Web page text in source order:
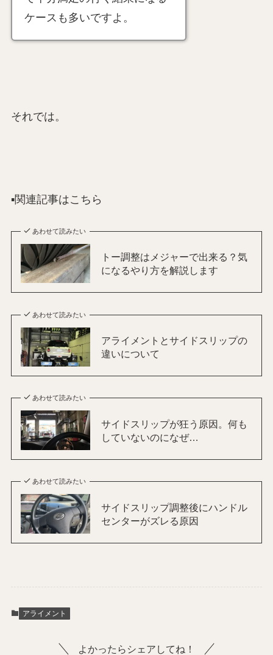
ケースも多いですよ。
それでは。
▪️関連記事はこちら
あわせて読みたい
トー調整はメジャーで出来る？気
になるやり方を解説します
あわせて読みたい
アライメントとサイドスリップの
違いについて
あわせて読みたい
サイドスリップが狂う原因。何も
していないのになぜ…
あわせて読みたい
サイドスリップ調整後にハンドル
センターがズレる原因
アライメント
よかったらシェアしてね！